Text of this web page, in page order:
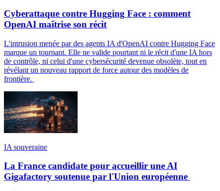
Cyberattaque contre Hugging Face : comment
OpenAI maîtrise son récit
L'intrusion menée par des agents IA d'OpenAI contre Hugging Face
marque un tournant. Elle ne valide pourtant ni le récit d'une IA hors
de contrôle, ni celui d'une cybersécurité devenue obsolète, tout en
révélant un nouveau rapport de force autour des modèles de
frontière.
IA souveraine
La France candidate pour accueillir une AI
Gigafactory soutenue par l'Union européenne